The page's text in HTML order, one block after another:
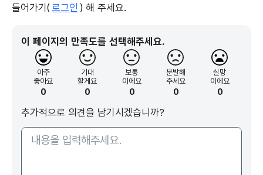
들어가기( 로그인 ) 해 주세요.
이 페이지의 만족도를 선택해주세요.
아주
좋아요
0
기대
할게요
0
보통
이에요
0
분발해
주세요
0
실망
이에요
0
추가적으로 의견을 남기시겠습니까?